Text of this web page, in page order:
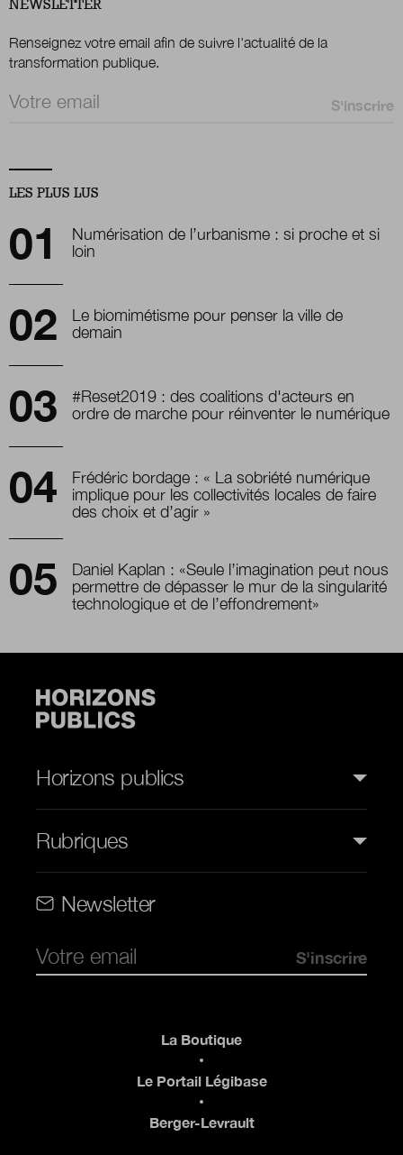
NEWSLETTER
Renseignez votre email afin de suivre l'actualité de la
transformation publique.
Email *
LES PLUS LUS
Numérisation de l’urbanisme : si proche et si
loin
Le biomimétisme pour penser la ville de
demain
#Reset2019 : des coalitions d'acteurs en
ordre de marche pour réinventer le numérique
Frédéric bordage : « La sobriété numérique
implique pour les collectivités locales de faire
des choix et d’agir »
Daniel Kaplan : «Seule l’imagination peut nous
permettre de dépasser le mur de la singularité
technologique et de l’effondrement»
Horizons publics
Rubriques
Newsletter
La Boutique
Le Portail Légibase
Berger-Levrault